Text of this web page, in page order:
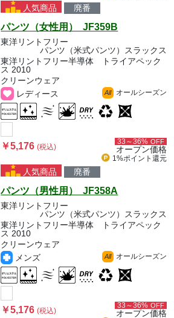
人気商品 廃番
パンツ（女性用） JF359B
東洋リントフリー
パンツ（米式パンツ）スラックス
東洋リントフリー半導体 トライアペック
ス 2010
クリーンウェア
レディース
All オールシーズン
￥5,176(税込)
33～36% OFF
オープン価格
1%ポイント 還元
人気商品 廃番
パンツ（男性用） JF358A
東洋リントフリー
パンツ（米式パンツ）スラックス
東洋リントフリー半導体 トライアペック
ス 2010
クリーンウェア
メンズ
All オールシーズン
￥5,176(税込)
33～36% OFF
オープン価格